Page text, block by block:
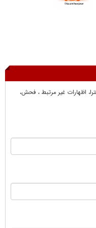
اظهارات غير مرتبط ، فحش،